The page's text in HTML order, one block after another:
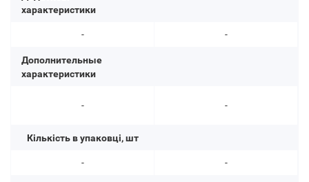
характеристики
-
Дополнительные
характеристики
-
Кількість в упаковці, шт
-
-
-
-